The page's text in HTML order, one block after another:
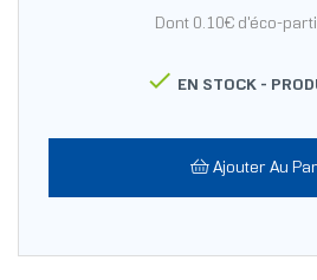
Dont 0.10€ d'éco-
 EN STOCK -
Ajouter Au